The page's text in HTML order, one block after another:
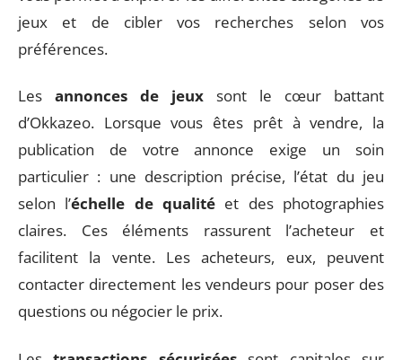
jeux et de cibler vos recherches selon vos
préférences.
Les annonces de jeux sont le cœur battant
d’Okkazeo. Lorsque vous êtes prêt à vendre, la
publication de votre annonce exige un soin
particulier : une description précise, l’état du jeu
selon l’échelle de qualité et des photographies
claires. Ces éléments rassurent l’acheteur et
facilitent la vente. Les acheteurs, eux, peuvent
contacter directement les vendeurs pour poser des
questions ou négocier le prix.